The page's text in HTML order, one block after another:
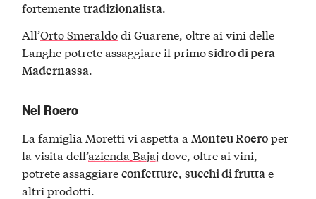
fortementetradizionalista.
All’Orto Smeraldodi Guarene, oltre ai vini delle
Langhe potrete assaggiare il primosidro di pera
Madernassa.
Nel Roero
La famiglia Moretti vi aspetta a Monteu Roeroper
la visita dell’azienda Bajajdove, oltre ai vini,
potrete assaggiareconfetture,succhi di fruttae
altri prodotti.